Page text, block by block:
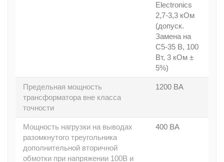
Electronics
2,7-3,3 кОм
(допуск.
Замена на
C5-35 В, 100
Вт, 3 кОм ±
5%)
Предельная мощность
трансформатора вне класса
точности
1200 ВА
Мощность нагрузки на выводах
разомкнутого треугольника
дополнительной вторичной
обмотки при напряжении 100В и
400 ВА